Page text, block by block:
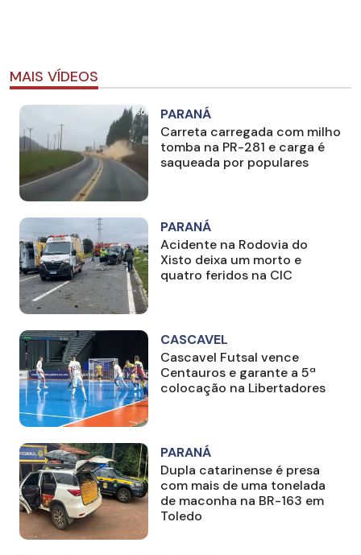
MAIS VÍDEOS
PARANÁ
Carreta carregada com milho
tomba na PR-281 e carga é
saqueada por populares
PARANÁ
Acidente na Rodovia do
Xisto deixa um morto e
quatro feridos na CIC
CASCAVEL
Cascavel Futsal vence
Centauros e garante a 5ª
colocação na Libertadores
PARANÁ
Dupla catarinense é presa
com mais de uma tonelada
de maconha na BR-163 em
Toledo